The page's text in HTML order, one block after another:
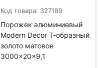
Код товара: 327189
Порожек алюминиевый
Modern Decor Т-образный
золото матовое
3000×20×9,1